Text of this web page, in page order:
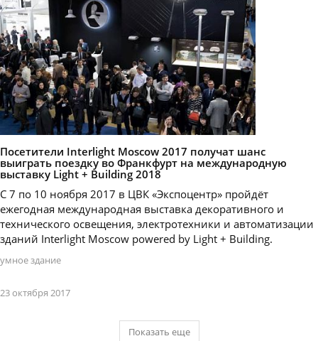
Посетители Interlight Moscow 2017 получат шанс
выиграть поездку во Франкфурт на международную
выставку Light + Building 2018
С 7 по 10 ноября 2017 в ЦВК «Экспоцентр» пройдёт
ежегодная международная выставка декоративного и
технического освещения, электротехники и автоматизации
зданий Interlight Moscow powered by Light + Building.
умное здание
23 октября 2017
Показать еще